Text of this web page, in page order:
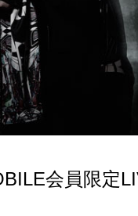
会員限定